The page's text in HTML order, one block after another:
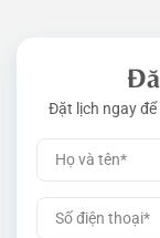
Đặt lịch ngay